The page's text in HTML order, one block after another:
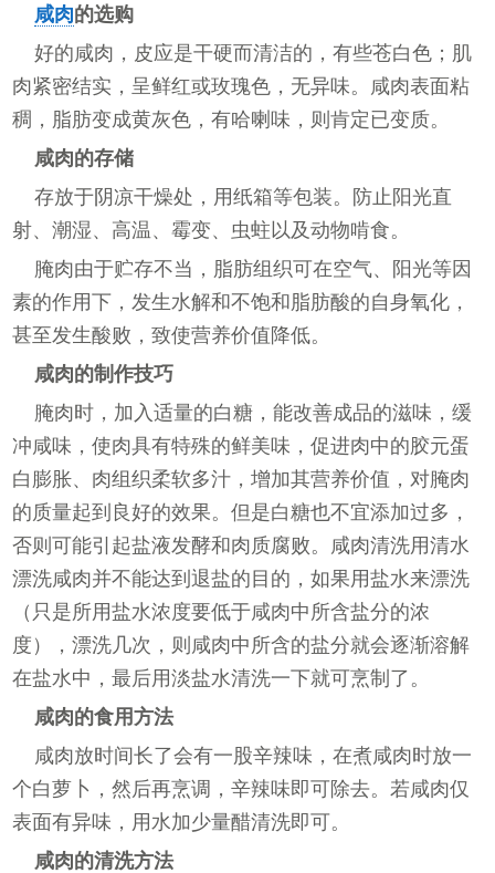
咸肉的选购
好的咸肉，皮应是干硬而清洁的，有些苍白色；肌
肉紧密结实，呈鲜红或玫瑰色，无异味。咸肉表面粘
稠，脂肪变成黄灰色，有哈喇味，则肯定已变质。
咸肉的存储
存放于阴凉干燥处，用纸箱等包装。防止阳光直
射、潮湿、高温、霉变、虫蛀以及动物啃食。
腌肉由于贮存不当，脂肪组织可在空气、阳光等因
素的作用下，发生水解和不饱和脂肪酸的自身氧化，
甚至发生酸败，致使营养价值降低。
咸肉的制作技巧
腌肉时，加入适量的白糖，能改善成品的滋味，缓
冲咸味，使肉具有特殊的鲜美味，促进肉中的胶元蛋
白膨胀、肉组织柔软多汁，增加其营养价值，对腌肉
的质量起到良好的效果。但是白糖也不宜添加过多，
否则可能引起盐液发酵和肉质腐败。咸肉清洗用清水
漂洗咸肉并不能达到退盐的目的，如果用盐水来漂洗
（只是所用盐水浓度要低于咸肉中所含盐分的浓
度），漂洗几次，则咸肉中所含的盐分就会逐渐溶解
在盐水中，最后用淡盐水清洗一下就可烹制了。
咸肉的食用方法
咸肉放时间长了会有一股辛辣味，在煮咸肉时放一
个白萝卜，然后再烹调，辛辣味即可除去。若咸肉仅
表面有异味，用水加少量醋清洗即可。
咸肉的清洗方法